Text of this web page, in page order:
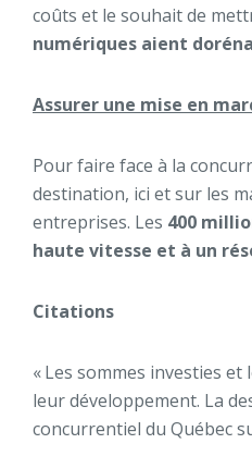
coûts et le souhait de
numériques aient
Assurer une mise en
Pour faire face à la
destination, ici et sur les
entreprises. Les 400
haute vitesse et à un
Citations
« Les sommes investies
leur développement. La
concurrentiel du Québec